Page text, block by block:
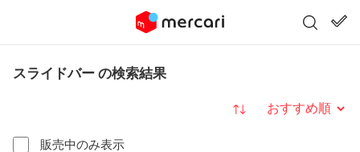
スライドバー の検索結果
販売中のみ表示
並び替え